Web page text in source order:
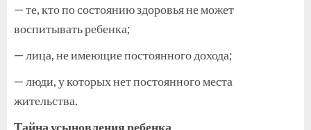
— те, кто по состоянию здоровья не может
воспитывать ребенка;
— лица, не имеющие постоянного дохода;
— люди, у которых нет постоянного места
жительства.
Тайна усыновления ребенка